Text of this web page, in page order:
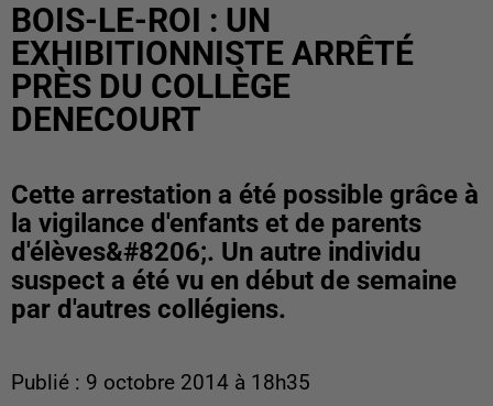
BOIS-LE-ROI : UN
EXHIBITIONNISTE ARRÊTÉ
PRÈS DU COLLÈGE
DENECOURT
Cette arrestation a été possible grâce à
la vigilance d'enfants et de parents
d'élèves&#8206;. Un autre individu
suspect a été vu en début de semaine
par d'autres collégiens.
Publié : 9 octobre 2014 à 18h35